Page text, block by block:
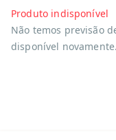
Produto indisponível
Não temos previsão
disponível novamente.